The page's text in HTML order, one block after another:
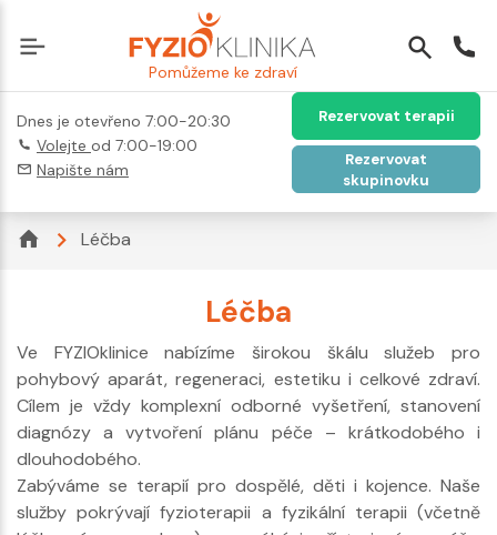
Pomůžeme ke zdraví
Dnes je otevřeno 7:00-20:30
Volejte od 7:00-19:00
Napište nám
Rezervovat terapii
Rezervovat
skupinovku
Léčba
Léčba
Ve FYZIOklinice nabízíme širokou škálu služeb pro
pohybový aparát, regeneraci, estetiku i celkové zdraví.
Cílem je vždy komplexní odborné vyšetření, stanovení
diagnózy a vytvoření plánu péče – krátkodobého i
dlouhodobého.
Zabýváme se terapií pro dospělé, děti i kojence. Naše
služby pokrývají fyzioterapii a fyzikální terapii (včetně